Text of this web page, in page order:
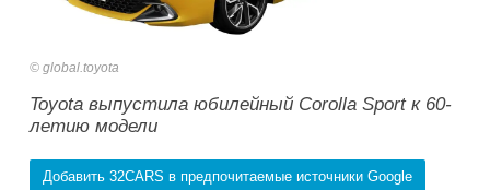
global.toyota
Toyota выпустила юбилейный Corolla Sport к 60-
летию модели
Добавить 32CARS в предпочитаемые источники Google